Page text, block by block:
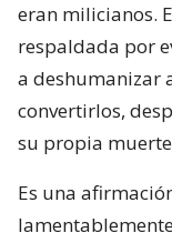
eran milicianos.
respaldada por
a deshumanizar
convertirlos,
su propia
Es una